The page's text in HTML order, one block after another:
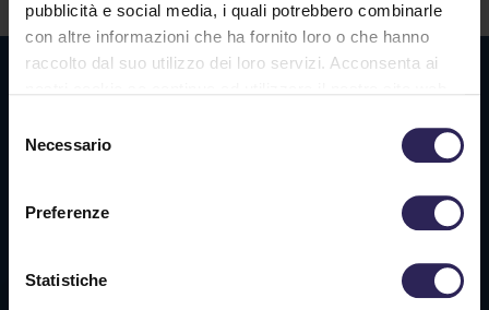
pubblicità e social media, i quali potrebbero combinarle
con altre informazioni che ha fornito loro o che hanno
raccolto dal suo utilizzo dei loro servizi. Acconsenta ai
delNecessario
Preferenze
Statistiche
Sede La Spezia
19136 La Spezia (SP)